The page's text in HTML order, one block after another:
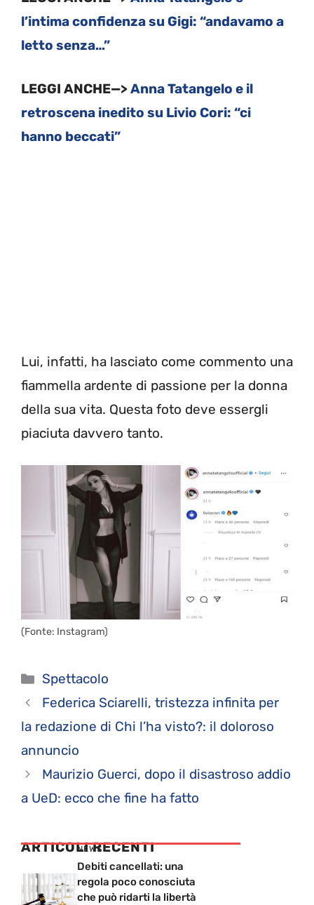
l’intima confidenza su Gigi: “andavamo a
letto senza…”
LEGGI ANCHE—>Anna Tatangelo e il
retroscena inedito su Livio Cori: “ci
hanno beccati”
Lui, infatti, ha lasciato come commento una
fiammella ardente di passione per la donna
della sua vita. Questa foto deve essergli
piaciuta davvero tanto.
(Fonte: Instagram)
Categorie
Spettacolo
Federica Sciarelli, tristezza infinita per
la redazione di Chi l’ha visto?: il doloroso
annuncio
Maurizio Guerci, dopo il disastroso addio
a UeD: ecco che fine ha fatto
ARTICOLI RECENTI
NEWS
Debiti cancellati: una
regola poco conosciuta
che può ridarti la libertà